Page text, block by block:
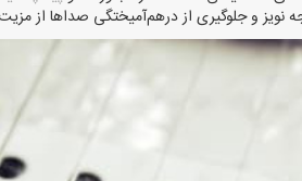
و جلوگیری از درهم‌آمیختگی صداها از